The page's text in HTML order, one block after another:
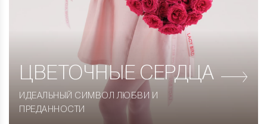
ЦВЕТОЧНЫЕ СЕРДЦА
ИДЕАЛЬНЫЙ СИМВОЛ ЛЮБВИ И
ПРЕДАННОСТИ